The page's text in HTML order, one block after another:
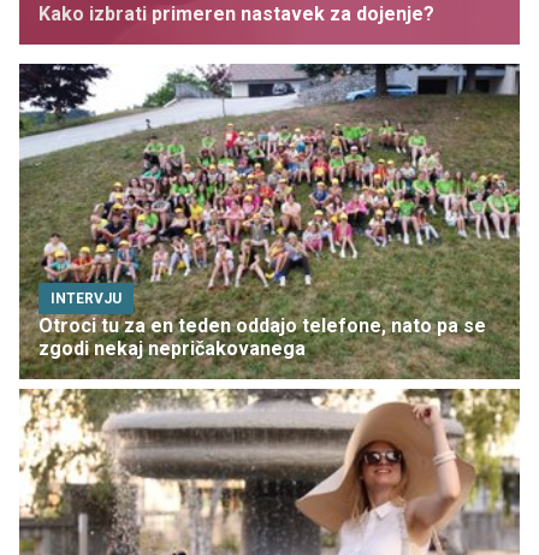
Kako izbrati primeren nastavek za dojenje?
INTERVJU
Otroci tu za en teden oddajo telefone, nato pa se
zgodi nekaj nepričakovanega